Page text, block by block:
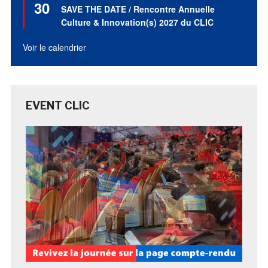
30
en
avant
SAVE THE DATE / Rencontre Annuelle
Culture & Innovation(s) 2027 du CLIC
Voir le calendrier
EVENT CLIC